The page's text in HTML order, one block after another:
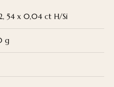
54 x 0,04 ct H/Si
g